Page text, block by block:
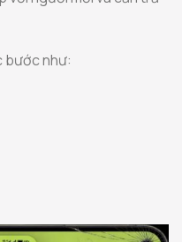
bước như: